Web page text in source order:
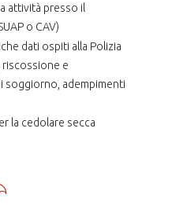
attività presso il
o CAV)
dati ospiti alla Polizia
riscossione e
soggiorno, adempimenti
la cedolare secca